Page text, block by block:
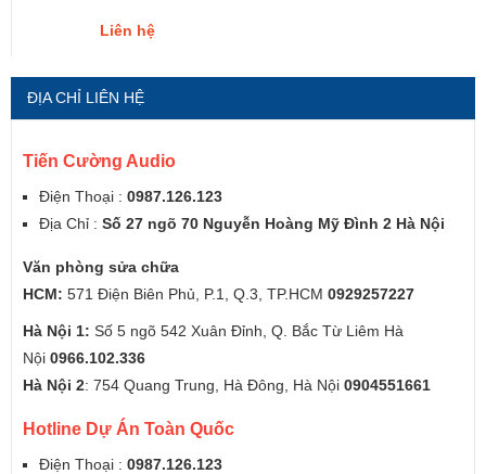
Liên hệ
ĐỊA CHỈ LIÊN HỆ
Tiến Cường Audio
Điện Thoại : 0987.126.123
Địa Chỉ : Số 27 ngõ 70 Nguyễn Hoàng Mỹ Đình 2 Hà Nội
Văn phòng sửa chữa
HCM: 571 Điện Biên Phủ, P.1, Q.3, TP.HCM 0929257227
Hà Nội 1: Số 5 ngõ 542 Xuân Đỉnh, Q. Bắc Từ Liêm Hà
Nội 0966.102.336
Hà Nội 2: 754 Quang Trung, Hà Đông, Hà Nội 0904551661
Hotline Dự Án Toàn Quốc
Điện Thoại : 0987.126.123